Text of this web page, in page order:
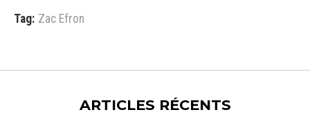
Tag: Zac Efron
ARTICLES RÉCENTS